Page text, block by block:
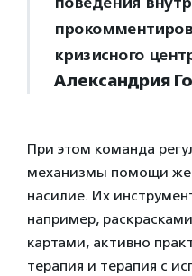
кризисного
Александрия
При этом команда
механизмы помощи
насилие. Их
например,
картами, активно
терапия и терапия с